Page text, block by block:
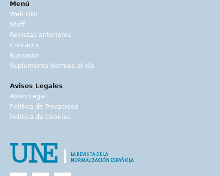
Menú
Web UNE
Staff
Revistas anteriores
Contacto
Buscador
Suplemento Normas al día
Avisos Legales
Aviso Legal
Política de Privacidad
Política de Cookies
LA REVISTA DE LA
NORMALIZACIÓN ESPAÑOLA